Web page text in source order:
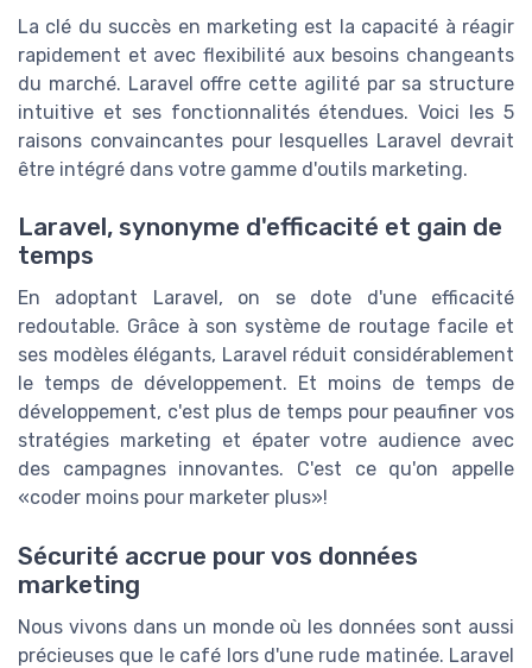
La clé du succès en marketing est la capacité à réagir
rapidement et avec flexibilité aux besoins changeants
du marché. Laravel offre cette agilité par sa structure
intuitive et ses fonctionnalités étendues. Voici les 5
raisons convaincantes pour lesquelles Laravel devrait
être intégré dans votre gamme d'outils marketing.
Laravel, synonyme d'efficacité et gain de
temps
En adoptant Laravel, on se dote d'une efficacité
redoutable. Grâce à son système de routage facile et
ses modèles élégants, Laravel réduit considérablement
le temps de développement. Et moins de temps de
développement, c'est plus de temps pour peaufiner vos
stratégies marketing et épater votre audience avec
des campagnes innovantes. C'est ce qu'on appelle
«coder moins pour marketer plus»!
Sécurité accrue pour vos données
marketing
Nous vivons dans un monde où les données sont aussi
précieuses que le café lors d'une rude matinée. Laravel